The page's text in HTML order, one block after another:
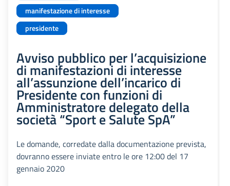
manifestazione di interesse
presidente
Avviso pubblico per l’acquisizione
di manifestazioni di interesse
all’assunzione dell’incarico di
Presidente con funzioni di
Amministratore delegato della
società “Sport e Salute SpA”
Le domande, corredate dalla documentazione prevista,
dovranno essere inviate entro le ore 12:00 del 17
gennaio 2020